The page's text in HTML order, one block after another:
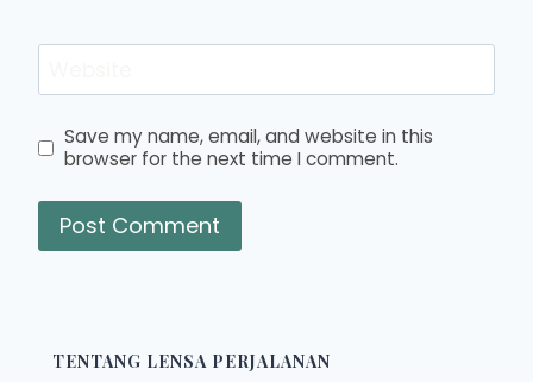
Save my name, email, and website in this
browser for the next time I comment.
TENTANG LENSA PERJALANAN